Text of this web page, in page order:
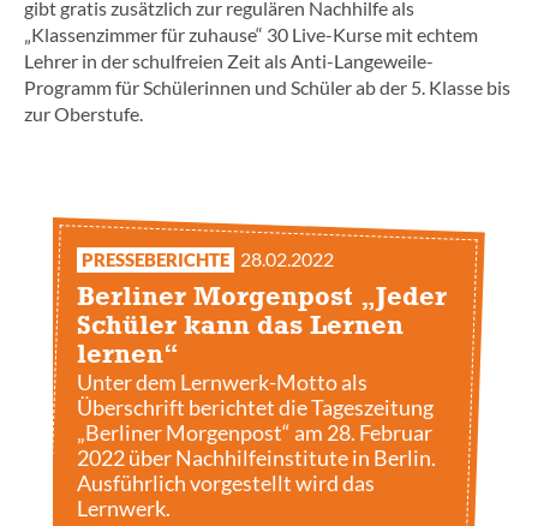
gibt gratis zusätzlich zur regulären Nachhilfe als
„Klassenzimmer für zuhause“ 30 Live-Kurse mit echtem
Lehrer in der schulfreien Zeit als Anti-Langeweile-
Programm für Schülerinnen und Schüler ab der 5. Klasse bis
zur Oberstufe.
PRESSEBERICHTE 28.02.2022
Berliner Morgenpost „Jeder
Schüler kann das Lernen
lernen“
Unter dem Lernwerk-Motto als
Überschrift berichtet die Tageszeitung
„Berliner Morgenpost“ am 28. Februar
2022 über Nachhilfeinstitute in Berlin.
Ausführlich vorgestellt wird das
Lernwerk.